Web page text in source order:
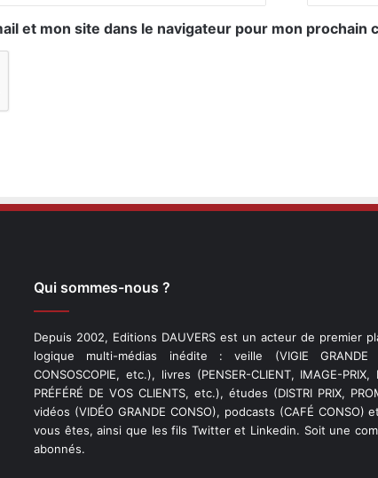
et mon site dans le navigateur pour mon prochain
Qui sommes-nous ?
Depuis 2002, Editions DAUVERS est un acteur de premier
logique multi-médias inédite : veille (VIGIE GRANDE
CONSOSCOPIE, etc.), livres (PENSER-CLIENT, IMAGE-PRIX,
PRÉFÉRÉ DE VOS CLIENTS, etc.), études (DISTRI PRIX,
vidéos (VIDÉO GRANDE CONSO), podcasts (CAFÉ
vous êtes, ainsi que les fils Twitter et Linkedin. Soit une
abonnés.